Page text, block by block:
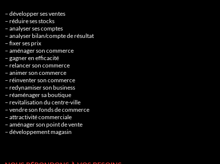
– développer ses ventes
– réduire ses stocks
– analyser ses comptes
– analyser bilan/compte de résultat
– fixer ses prix
– aménager son commerce
– gagner en efficacité
– relancer son commerce
– animer son commerce
– réinventer son commerce
– redynamiser son business
– réaménager sa boutique
– revitalisation du centre-ville
– vendre son fonds de commerce
– attractivité commerciale
– aménager son point de vente
– développement magasin